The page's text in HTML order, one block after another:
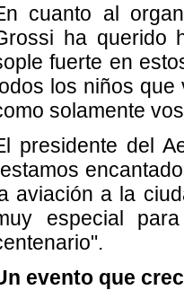
cuanto al
ha querido
fuerte en
los niños que
solamente
presidente del
aviación a la
especial
evento que